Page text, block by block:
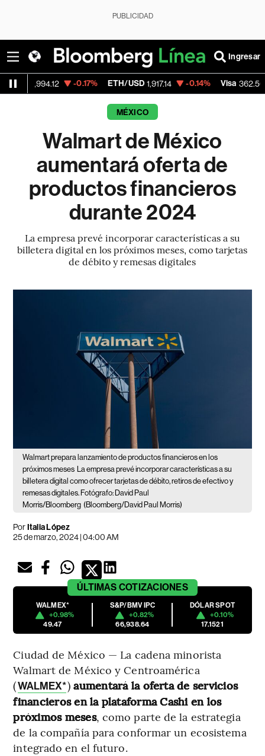
PUBLICIDAD
Ingresar
-0.17% ETH/USD 1,917.14 -0.14% Visa 362.50 -2.15%
MÉXICO
Walmart de México
aumentará oferta de
productos financieros
durante 2024
La empresa prevé incorporar características a su
billetera digital en los próximos meses, como tarjetas
de débito y remesas digitales
Walmart prepara lanzamiento de productos financieros en los
próximos meses La empresa prevé incorporar características a su
billetera digital como ofrecer tarjetas de débito, retiros de efectivo y
remesas digitales. Fotógrafo: David Paul
Morris/Bloomberg (Bloomberg/David Paul Morris)
PorItalia López
25 de marzo, 2024 | 04:00 AM
ÚLTIMAS COTIZACIONES
WALMEX*
+0.98%
49.47
S&P/BMV IPC
+0.82%
66,938.64
DÓLAR SPOT
+0.10%
17.1521
Ciudad de México — La cadena minorista
Walmart de México y Centroamérica
(WALMEX*)aumentará la oferta de servicios
financieros en la plataforma Cashi en los
próximos meses, como parte de la estrategia
de la compañía para conformar un ecosistema
integrado en el futuro.